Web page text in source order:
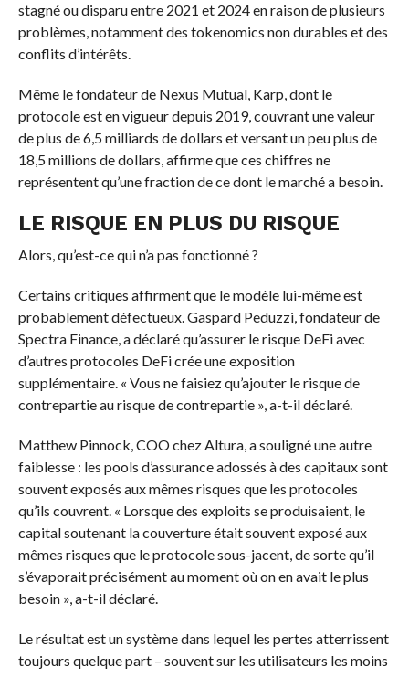
stagné ou disparu entre 2021 et 2024 en raison de plusieurs
problèmes, notamment des tokenomics non durables et des
conflits d’intérêts.
Même le fondateur de Nexus Mutual, Karp, dont le
protocole est en vigueur depuis 2019, couvrant une valeur
de plus de 6,5 milliards de dollars et versant un peu plus de
18,5 millions de dollars, affirme que ces chiffres ne
représentent qu’une fraction de ce dont le marché a besoin.
LE RISQUE EN PLUS DU RISQUE
Alors, qu’est-ce qui n’a pas fonctionné ?
Certains critiques affirment que le modèle lui-même est
probablement défectueux. Gaspard Peduzzi, fondateur de
Spectra Finance, a déclaré qu’assurer le risque DeFi avec
d’autres protocoles DeFi crée une exposition
supplémentaire. « Vous ne faisiez qu’ajouter le risque de
contrepartie au risque de contrepartie », a-t-il déclaré.
Matthew Pinnock, COO chez Altura, a souligné une autre
faiblesse : les pools d’assurance adossés à des capitaux sont
souvent exposés aux mêmes risques que les protocoles
qu’ils couvrent. « Lorsque des exploits se produisaient, le
capital soutenant la couverture était souvent exposé aux
mêmes risques que le protocole sous-jacent, de sorte qu’il
s’évaporait précisément au moment où on en avait le plus
besoin », a-t-il déclaré.
Le résultat est un système dans lequel les pertes atterrissent
toujours quelque part – souvent sur les utilisateurs les moins